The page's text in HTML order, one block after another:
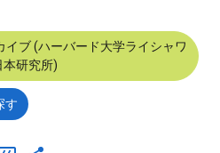
イブ (ハーバード大学ライシャワ
本研究所)
す